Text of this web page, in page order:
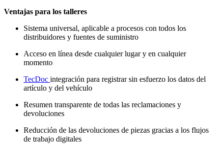
Ventajas para los talleres
Sistema universal, aplicable a procesos con todos los
distribuidores y fuentes de suministro
Acceso en línea desde cualquier lugar y en cualquier
momento
TecDoc integración para registrar sin esfuerzo los datos del
artículo y del vehículo
Resumen transparente de todas las reclamaciones y
devoluciones
Reducción de las devoluciones de piezas gracias a los flujos
de trabajo digitales